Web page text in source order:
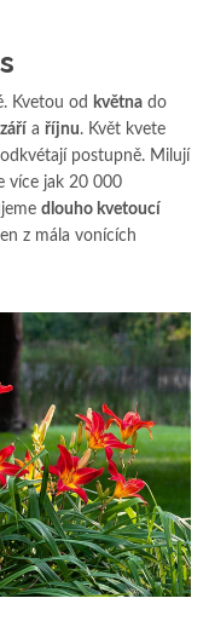
Kvetou od května do
září a říjnu. Květ kvete
postupně. Milují
více jak 20 000
dlouho kvetoucí
z mála vonících